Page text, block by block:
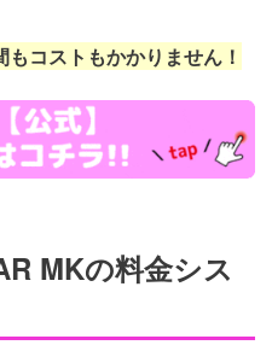
コストもかかりません！
MKの料金シス